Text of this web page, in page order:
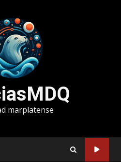
marplatense